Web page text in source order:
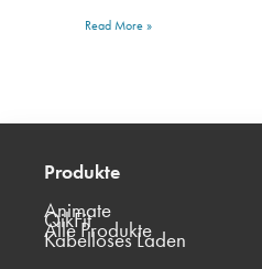
Read More »
Produkte
Animate
QikFit
Alle Produkte
Kabelloses Laden